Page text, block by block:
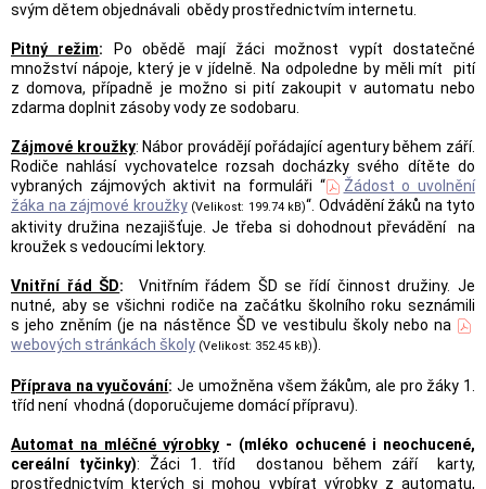
svým dětem objednávali obědy prostřednictvím internetu.
Pitný režim:
Po obědě mají žáci možnost vypít dostatečné
množství nápoje, který je v jídelně. Na odpoledne by měli mít pití
z domova, případně je možno si pití zakoupit v automatu nebo
zdarma doplnit zásoby vody ze sodobaru.
Zájmové kroužky: Nábor provádějí pořádající agentury během září.
Rodiče nahlásí vychovatelce rozsah docházky svého dítěte do
vybraných zájmových aktivit na formuláři “
Žádost o uvolnění
žáka na zájmové kroužky (Velikost: 199.74 kB)“. Odvádění žáků na tyto
aktivity družina nezajišťuje. Je třeba si dohodnout převádění na
kroužek s vedoucími lektory.
Vnitřní řád ŠD: Vnitřním řádem ŠD se řídí činnost družiny. Je
nutné, aby se všichni rodiče na začátku školního roku seznámili
s jeho zněním (je na nástěnce ŠD ve vestibulu školy nebo na
webových stránkách školy (Velikost: 352.45 kB)).
Příprava na vyučování:Je umožněna všem žákům, ale pro žáky 1.
tříd není vhodná (doporučujeme domácí přípravu).
Automat na mléčné výrobky - (mléko ochucené i neochucené,
cereální tyčinky): Žáci 1. tříd dostanou během září karty,
prostřednictvím kterých si mohou vybírat výrobky z automatu,